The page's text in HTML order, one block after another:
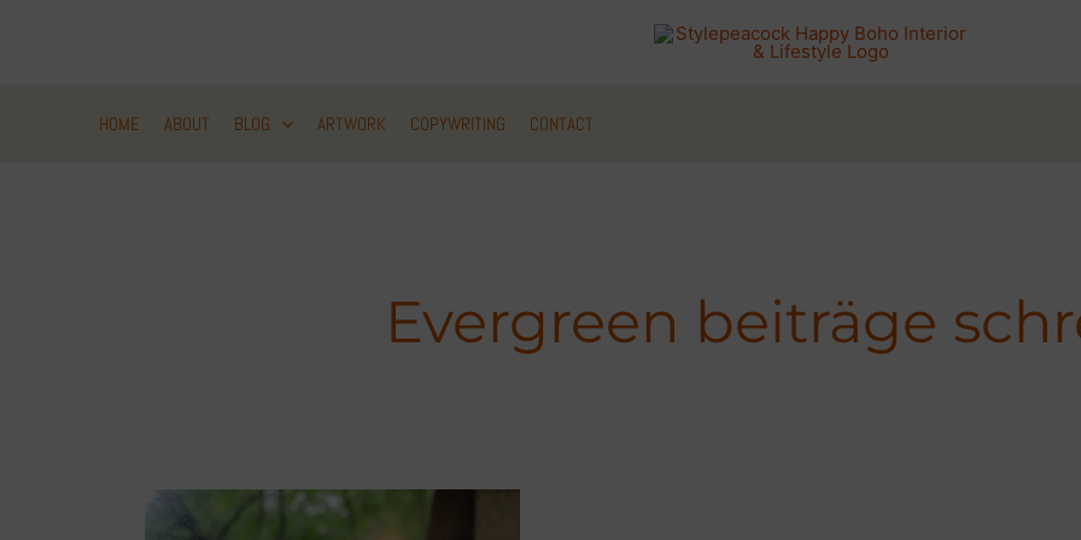
HOME ABOUT BLOG ARTWORK COPYWRITING CONTACT
Evergreen beiträge